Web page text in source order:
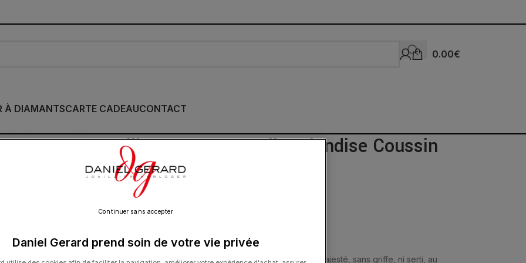
0.00€
À DIAMANTSCARTE CADEAUCONTACT
Collier Morganne Bello Friandise Coussin
Lapis Lazuli Or Jaune
950.00
Cette collection emblématique met les pierres fines en majesté, sans griffe, ni serti, au
Daniel Gerard prend soin de votre vie privée
Continuer sans accepter